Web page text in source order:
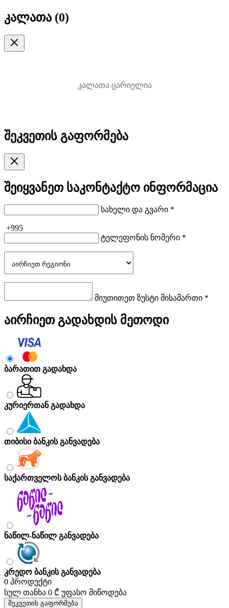
კალათა (0)
კალათა ცარიელია
შეკვეთის გაფორმება
შეიყვანეთ საკონტაქტო ინფორმაცია
სახელი და გვარი *
+995
ტელეფონის ნომერი *
მიუთითეთ ზუსტი მისამართი *
აირჩიეთ გადახდის მეთოდი
ბარათით გადახდა
კურიერთან გადახდა
თიბისი ბანკის განვადება
საქართველოს ბანკის განვადება
ნაწილ-ნაწილ განვადება
კრედო ბანკის განვადება
0 პროდუქტი
სულ თანხა 0 ₾ უფასო მიწოდება
შეკვეთის გაფორმება